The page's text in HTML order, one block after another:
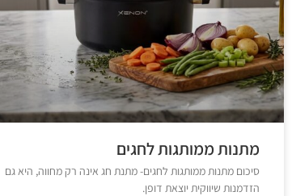
מתנות ממותגות לחגים
סיכום מתנות ממותגות לחגים- מתנת חג אינה רק מחווה, היא גם
הזדמנות שיווקית יוצאת דופן.